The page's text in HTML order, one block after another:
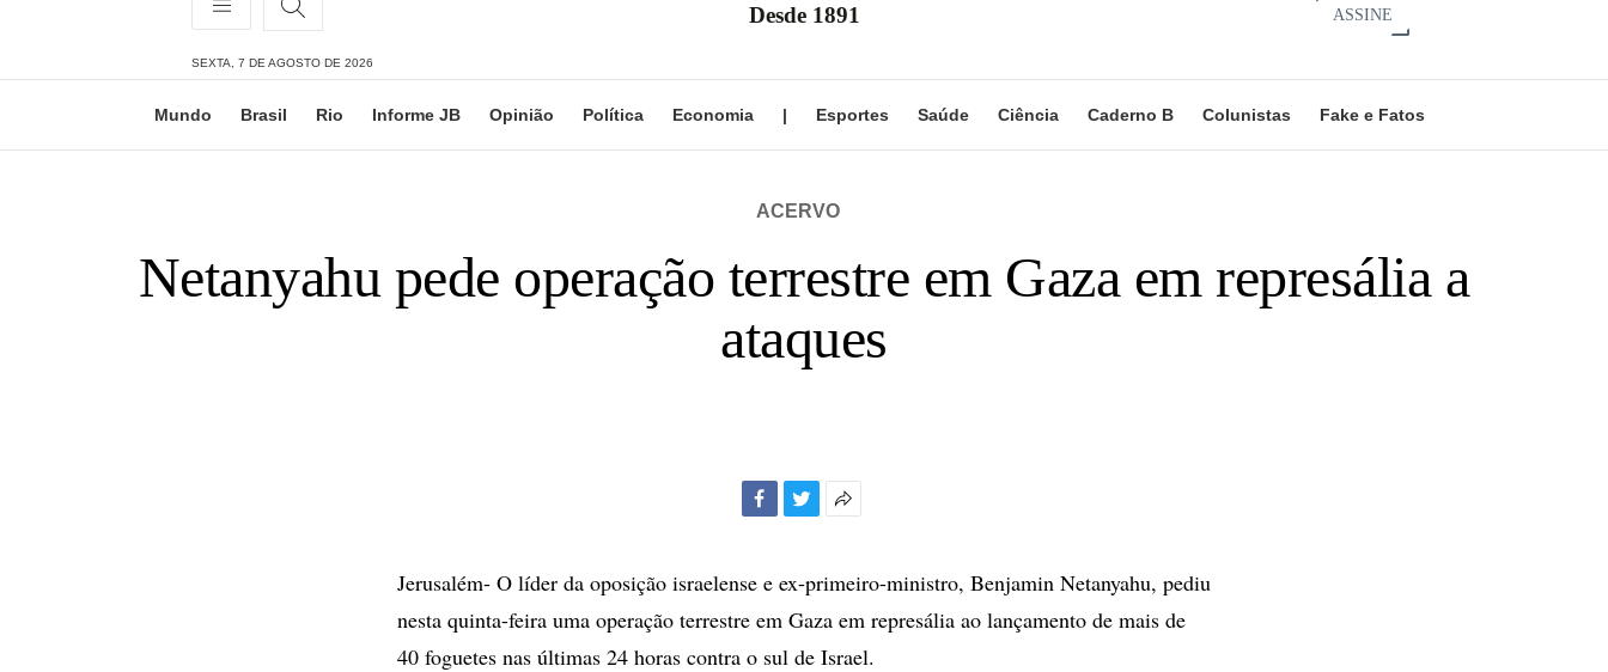
Desde 1891 ASSINE
SEXTA, 7 DE AGOSTO DE 2026
Mundo Brasil Rio Informe JB Opinião Política Economia | Esportes Saúde Ciência Caderno B Colunistas Fake e Fatos
ACERVO
Netanyahu pede operação terrestre em Gaza em represália a
ataques
compartilhamento
Jerusalém- O líder da oposição israelense e ex-primeiro-ministro, Benjamin Netanyahu, pediu
nesta quinta-feira uma operação terrestre em Gaza em represália ao lançamento de mais de
40 foguetes nas últimas 24 horas contra o sul de Israel.